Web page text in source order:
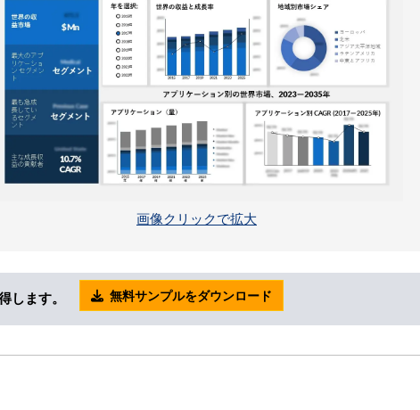
画像クリックで拡大
します。 無料サンプルをダウンロード